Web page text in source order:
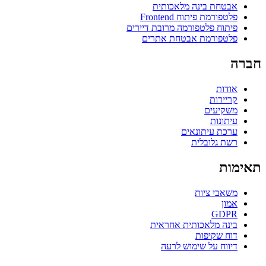
אבטחת בינה מלאכותית
פלטפורמת פיתוח Frontend
פיתוח פלטפורמה מרובת דיירים
פלטפורמת אבטחת אתרים
חברה
אודות
קריירות
משקיעים
עיתונות
ערכת עיתונאים
רשת גלובלית
תאימות
משאבי ציות
אמון
GDPR
בינה מלאכותית אחראית
דוח שקיפות
דיווח על שימוש לרעה